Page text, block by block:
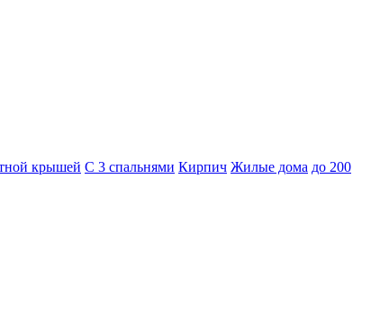
крышей С 3 спальнями Кирпич Жилые дома до 200